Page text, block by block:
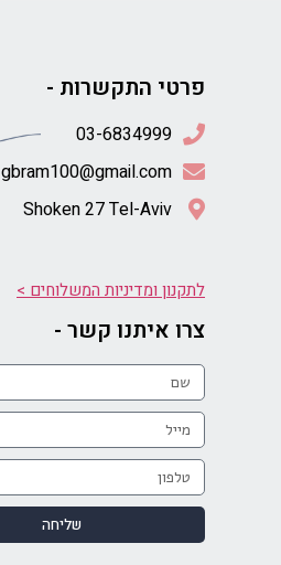
פרטי התקשרות -
gbram100@gmail.com
Shoken 27 Tel-Aviv
לתקנון ומדיניות המשלוחים >
צרו איתנו קשר -
שליחה